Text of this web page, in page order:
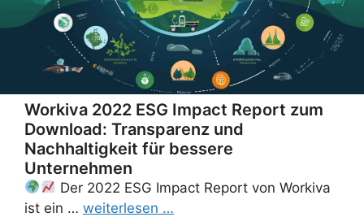
Workiva 2022 ESG Impact Report zum
Download: Transparenz und
Nachhaltigkeit für bessere
Unternehmen
Der 2022 ESG Impact Report von Workiva
ist ein … weiterlesen …